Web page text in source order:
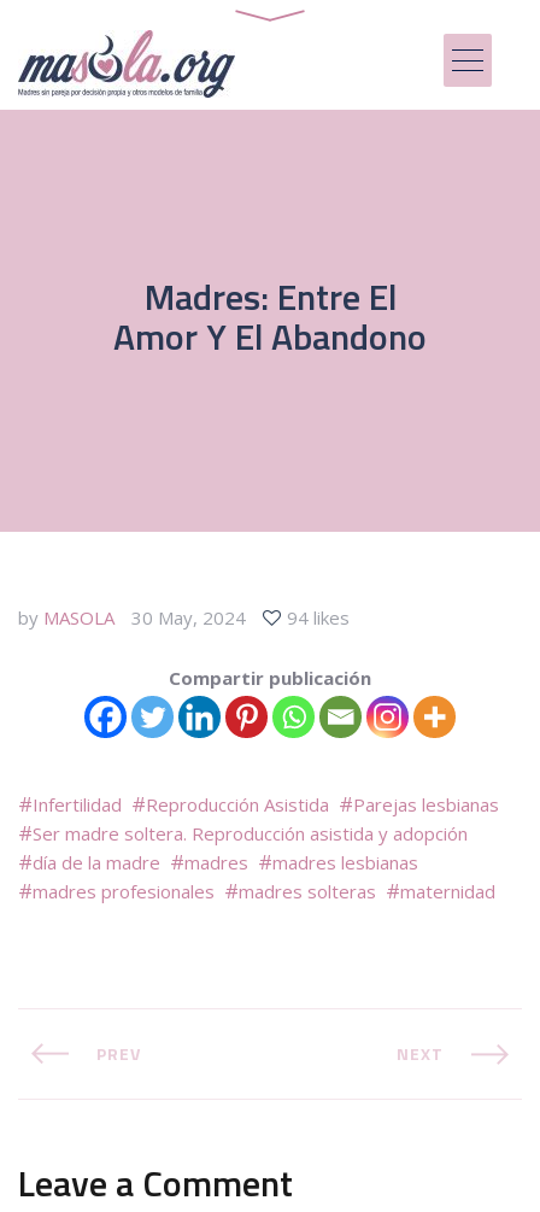
Madres: Entre El
Amor Y El Abandono
by MASOLA 30 May, 2024 94 likes
Compartir publicación
Infertilidad Reproducción Asistida
Parejas lesbianas
Ser madre soltera. Reproducción asistida y adopción
día de la madre
madres
madres lesbianas
madres profesionales
madres solteras maternidad
PREV NEXT
Leave a Comment